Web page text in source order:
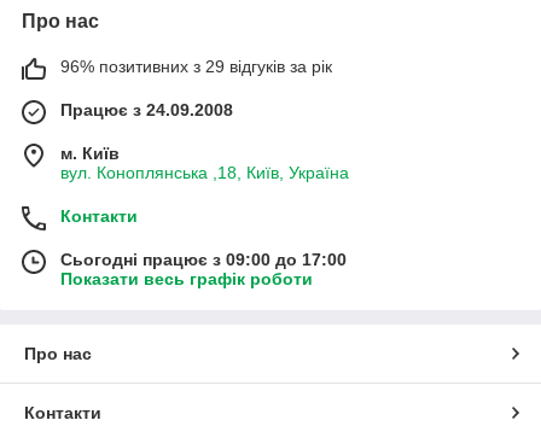
Про нас
96% позитивних з 29 відгуків за рік
Працює з 24.09.2008
м. Київ
вул. Коноплянська ,18, Київ, Україна
Контакти
Сьогодні працює з 09:00 до 17:00
Показати весь графік роботи
Про нас
Контакти